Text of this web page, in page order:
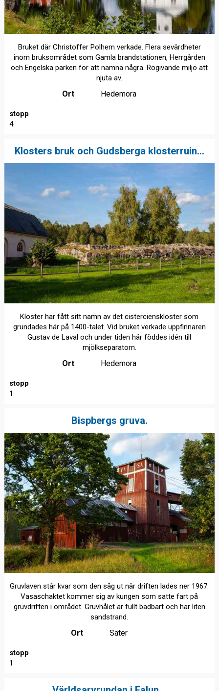
Bruket där Christoffer Polhem verkade. Flera sevärdheter
inom bruksområdet som Gamla brandstationen, Herrgården
och Engelska parken för att nämna några. Rogivande miljö att
njuta av.
Ort Hedemora
stopp
4
Klosters bruk och Gudsberga klosterruin...
Kloster har fått sitt namn av det cistercienskloster som
grundades här på 1400-talet. Vid bruket verkade uppfinnaren
Gustav de Laval och under tiden här föddes idén till
mjölkseparatorn.
Ort Hedemora
stopp
1
Bispbergs gruva.
Gruvlaven står kvar som den såg ut när driften lades ner 1967.
Vasaschaktet kommer sig av kungen som satte fart på
gruvdriften i området. Gruvhålet är fullt badbart och har liten
sandstrand.
Ort Säter
stopp
1